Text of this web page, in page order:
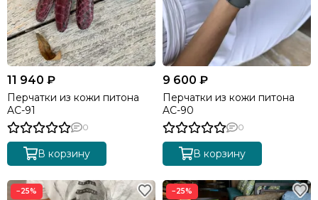
11 940 ₽
Перчатки из кожи питона
AC-91
0
В корзину
9 600 ₽
Перчатки из кожи питона
AC-90
0
В корзину
−25% −25%